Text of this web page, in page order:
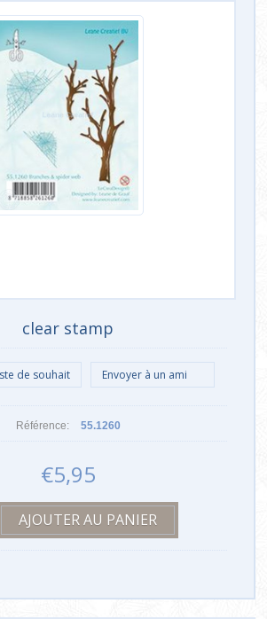
clear stamp
Référence: 55.1260
€5,95